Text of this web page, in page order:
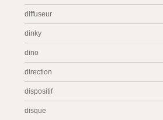
diffuseur
dinky
dino
direction
dispositif
disque